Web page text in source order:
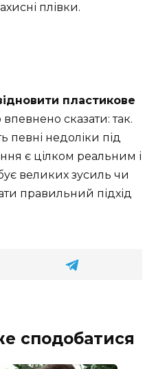
плівки.
пластикове
сказати: так.
певні недоліки під
є цілком реальним і
великих зусиль чи
правильний підхід
сподобатися